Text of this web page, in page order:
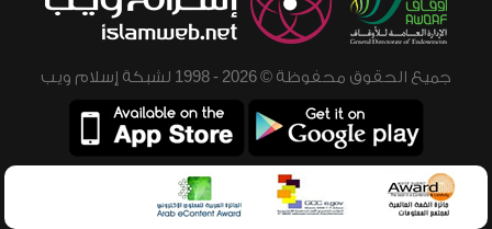
جميع الحقوق محفوظة © 2026 - 1998 لشبكة إسلام ويب